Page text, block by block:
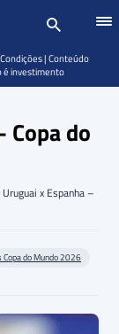
Copa do
x Espanha –
Copa do Mundo 2026
| Conteúdo
é investimento